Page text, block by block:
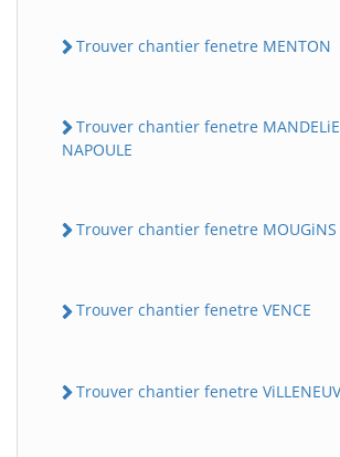
Trouver chantier fenetre MENTON
Trouver chantier fenetre
NAPOULE
Trouver chantier fenetre MOUGiNS
Trouver chantier fenetre VENCE
Trouver chantier fenetre